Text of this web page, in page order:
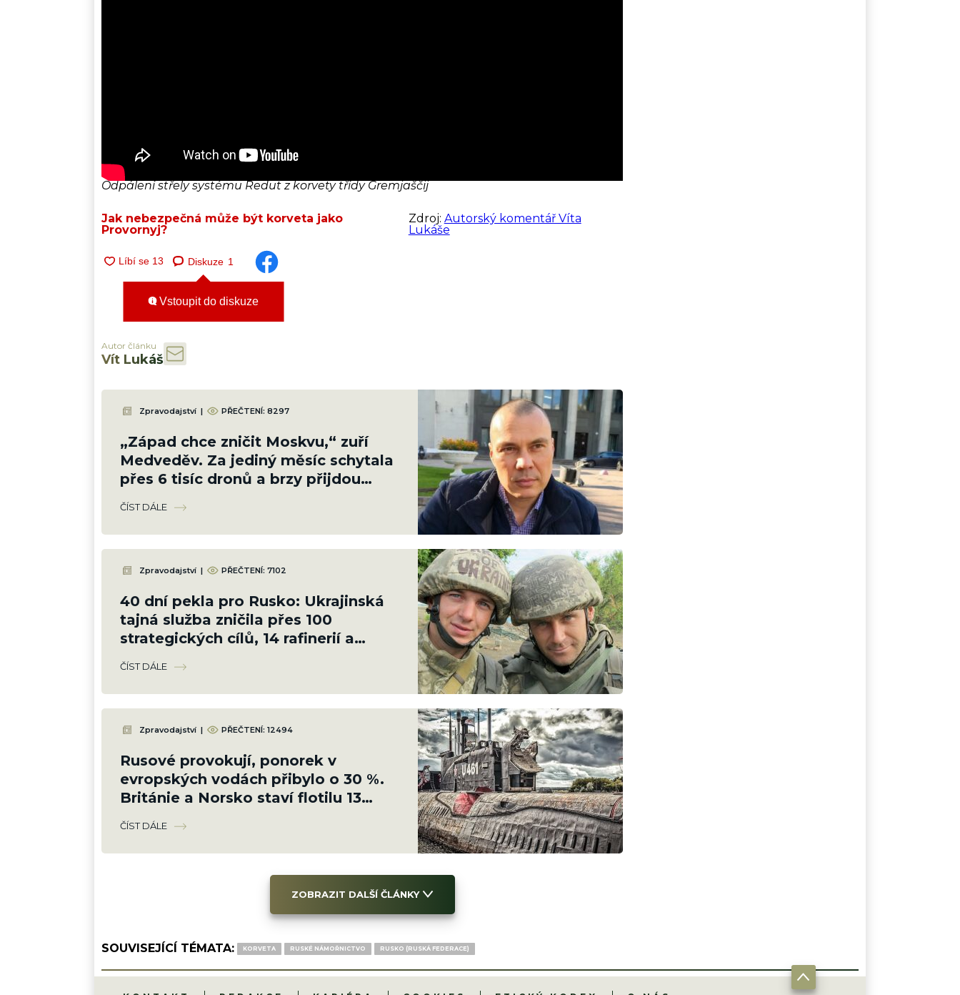
Odpálení střely systému Redut z korvety třídy Gremjaščij
Jak nebezpečná může být korveta jako
Provornyj?
Zdroj: Autorský komentář Víta
Lukáše
Diskuze 1
Vstoupit do diskuze
Autor článku
Vít Lukáš
Zpravodajství | PŘEČTENÍ: 8297
„Západ chce zničit Moskvu,“ zuří
Medveděv. Za jediný měsíc schytala
přes 6 tisíc dronů a brzy přijdou
zbraně, které nezastaví
ČÍST DÁLE
Zpravodajství | PŘEČTENÍ: 7102
40 dní pekla pro Rusko: Ukrajinská
tajná služba zničila přes 100
strategických cílů, 14 rafinerií a
vyřadila 5 000 okupantů
ČÍST DÁLE
Zpravodajství | PŘEČTENÍ: 12494
Rusové provokují, ponorek v
evropských vodách přibylo o 30 %.
Británie a Norsko staví flotilu 13
fregat, která je bude lovit
ČÍST DÁLE
ZOBRAZIT DALŠÍ ČLÁNKY
SOUVISEJÍCÍ TÉMATA: KORVETA RUSKÉ NÁMOŘNICTVO RUSKO (RUSKÁ FEDERACE)